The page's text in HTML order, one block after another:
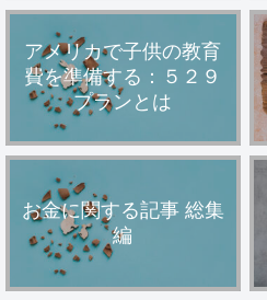
アメリカで子供の教育
費を準備する：５２９
プランとは
お金に関する記事 総集
編